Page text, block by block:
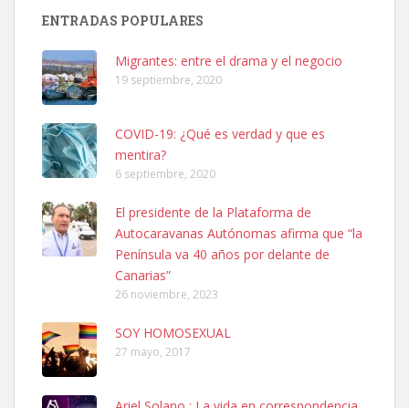
Leales.org » Gran Canaria
Ninfa perdida
El día 5 se los perdió una ninfa papillera, asustada tiene miedo a la
calle, se perdió por la zon...
ENTRADAS POPULARES
Migrantes: entre el drama y el negocio
19 septiembre, 2020
COVID-19: ¿Qué es verdad y que es
mentira?
6 septiembre, 2020
El presidente de la Plataforma de
Autocaravanas Autónomas afirma que “la
Península va 40 años por delante de
Canarias”
26 noviembre, 2023
SOY HOMOSEXUAL
27 mayo, 2017